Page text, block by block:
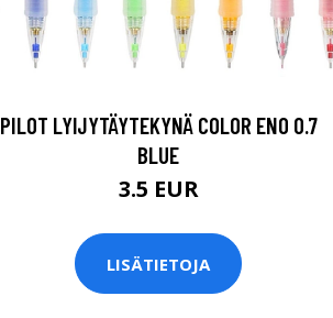
PILOT LYIJYTÄYTEKYNÄ COLOR ENO 0.7
BLUE
3.5 EUR
LISÄTIETOJA